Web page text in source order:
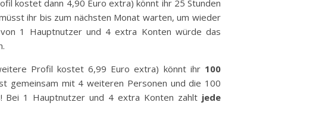
kostet dann 4,90 Euro extra) könnt ihr 25 Stunden
ihr bis zum nächsten Monat warten, um wieder
1 Hauptnutzer und 4 extra Konten würde das
Profil kostet 6,99 Euro extra) könnt ihr 100
gemeinsam mit 4 weiteren Personen und die 100
Bei 1 Hauptnutzer und 4 extra Konten zahlt jede